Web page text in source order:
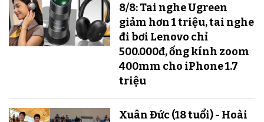
8/8: Tai nghe Ugreen
giảm hơn 1 triệu, tai nghe
đi bơi Lenovo chỉ
500.000đ, ống kính zoom
400mm cho iPhone 1.7
triệu
Xuân Đức (18 tuổi) - Hoài